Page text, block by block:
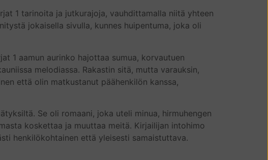
1 tarinoita ja jutkurajoja, vauhdittamalla niitä yhteen
jokaisella sivulla, kunnes huipentuma, joka oli
1 aamun aurinko hajottaa sumua, korvautuen
melodiassa. Rakastin sitä, mutta varauksin,
että olin matkustanut päähenkilön kanssa,
Se oli romaani, joka uteli minua, hirmuhengen
koskettaa ja muuttaa meitä. Kirjailijan intohimo
henkilökohtainen että yleisesti samaistuttava.